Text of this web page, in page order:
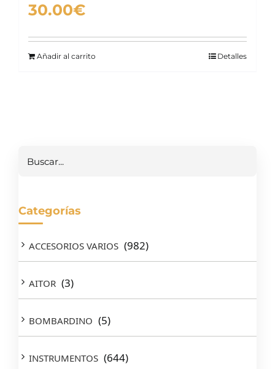
30.00€
Añadir al carrito Detalles
Categorías
ACCESORIOS VARIOS (982)
AITOR (3)
BOMBARDINO (5)
INSTRUMENTOS (644)